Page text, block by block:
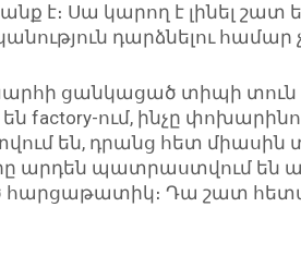
է։ Սա կարող է լինել
դարձնելու
ցանկացած տիպի տուն
factory-ում, ինչը
են, դրանց հետ միասին
արդեն պատրաստվում են
հարցաթատիկ։ Դա շատ